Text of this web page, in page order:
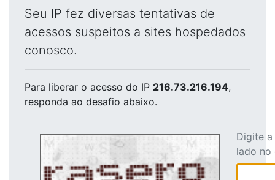
Seu IP fez diversas tentativas de
acessos suspeitos a sites hospedados
conosco.
Para liberar o acesso do IP 216.73.216.194,
responda ao desafio abaixo.
Digite
lado no